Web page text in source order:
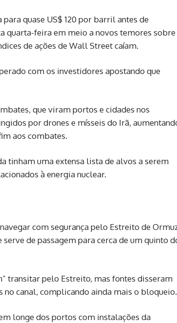
quase US$ 120 por barril antes de
quarta-feira em meio a novos temores sobre
de ‌ações de Wall Street caíam.
com os investidores apostando que
que viram portos e cidades nos
por drones e mísseis do Irã,
aos combates.
tinham uma extensa lista de alvos a serem
à energia nuclear.
com segurança pelo Estreito de
de passagem para cerca de um quinto
transitar pelo Estreito, mas fontes disseram
no canal, complicando ainda mais o bloqueio.
longe dos portos com instalações da